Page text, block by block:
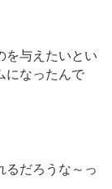
を与えたいとい
になったんで
るだろうな～っ